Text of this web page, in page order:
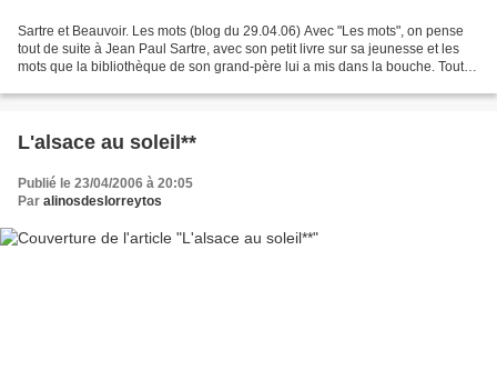
Sartre et Beauvoir. Les mots (blog du 29.04.06) Avec "Les mots", on pense
tout de suite à Jean Paul Sartre, avec son petit livre sur sa jeunesse et les
mots que la bibliothèque de son grand-père lui a mis dans la bouche. Tout
L'alsace au soleil**
Publié le 23/04/2006 à 20:05
Par alinosdeslorreytos